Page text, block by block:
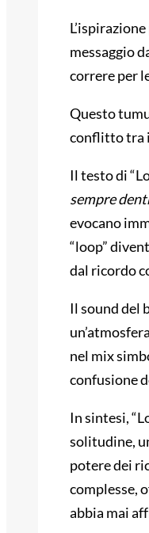
messaggio
correre per
Questo
conflitto tra
Il testo di
sempre
evocano
“loop”
dal ricordo
Il sound del
nel mix
confusione
In sintesi,
solitudine,
potere dei
complesse,
abbia mai